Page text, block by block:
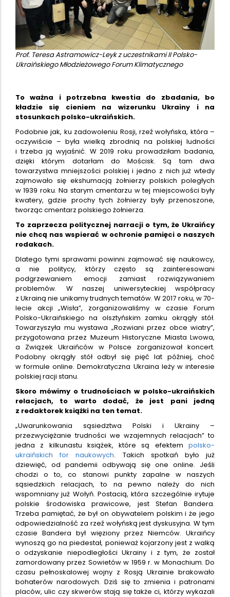
Prof. Teresa Astramowicz-Leyk z uczestnikami II Polsko-
Ukraińskiego Młodzieżowego Forum Klimatycznego
To ważna i potrzebna kwestia do zbadania, bo
kładzie się cieniem na wizerunku Ukrainy i na
stosunkach polsko-ukraińskich.
Podobnie jak, ku zadowoleniu Rosji, rzeź wołyńska, która –
oczywiście – była wielką zbrodnią na polskiej ludności
i trzeba ją wyjaśnić. W 2019 roku prowadziłam badania,
dzięki którym dotarłam do Mościsk. Są tam dwa
towarzystwa mniejszości polskiej i jedno z nich już wtedy
zajmowało się ekshumacją żołnierzy polskich poległych
w 1939 roku. Na starym cmentarzu w tej miejscowości były
kwatery, gdzie prochy tych żołnierzy były przenoszone,
tworząc cmentarz polskiego żołnierza.
To zaprzecza politycznej narracji o tym, że Ukraińcy
nie chcą nas wspierać w ochronie pamięci o naszych
rodakach.
Dlatego tymi sprawami powinni zajmować się naukowcy,
a nie politycy, którzy często są zainteresowani
podgrzewaniem emocji zamiast rozwiązywaniem
problemów. W naszej uniwersyteckiej współpracy
z Ukrainą nie unikamy trudnych tematów. W 2017 roku, w 70-
lecie akcji „Wisła”, zorganizowaliśmy w czasie Forum
Polsko-Ukraińskiego na olsztyńskim zamku okrągły stół.
Towarzyszyła mu wystawa „Rozwiani przez obce wiatry”,
przygotowana przez Muzeum Historyczne Miasta Lwowa,
a Związek Ukraińców w Polsce zorganizował koncert.
Podobny okrągły stół odbył się pięć lat później, choć
w formule online. Demokratyczna Ukraina leży w interesie
polskiej racji stanu.
Skoro mówimy o trudnościach w polsko-ukraińskich
relacjach, to warto dodać, że jest pani jedną
z redaktorek książki na ten temat.
„Uwarunkowania sąsiedztwa Polski i Ukrainy –
przezwyciężanie trudności we wzajemnych relacjach” to
jedna z kilkunastu książek, które są efektem polsko-
ukraińskich for naukowych. Takich spotkań było już
dziewięć, od pandemii odbywają się one online. Jeśli
chodzi o to, co stanowi punkty zapalne w naszych
sąsiedzkich relacjach, to na pewno należy do nich
wspomniany już Wołyń. Postacią, która szczególnie irytuje
polskie środowiska prawicowe, jest Stefan Bandera.
Trzeba pamiętać, że był on obywatelem polskim i że jego
odpowiedzialność za rzeź wołyńską jest dyskusyjna. W tym
czasie Bandera był więziony przez Niemców. Ukraińcy
wynoszą go na piedestał, ponieważ kojarzony jest z walką
o odzyskanie niepodległości Ukrainy i z tym, że został
zamordowany przez Sowietów w 1959 r. w Monachium. Do
czasu pełnoskalowej wojny z Rosją Ukrainie brakowało
bohaterów narodowych. Dziś się to zmienia i patronami
placów, ulic czy skwerów stają się także ci, którzy wykazali